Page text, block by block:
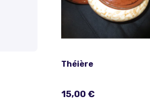
Théière
15,00 €